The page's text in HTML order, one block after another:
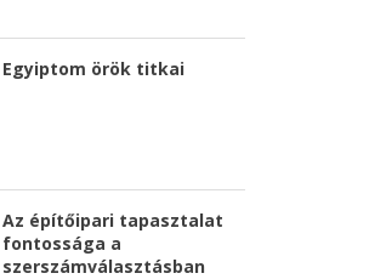
Egyiptom örök titkai
Az építőipari tapasztalat
fontossága a
szerszámválasztásban